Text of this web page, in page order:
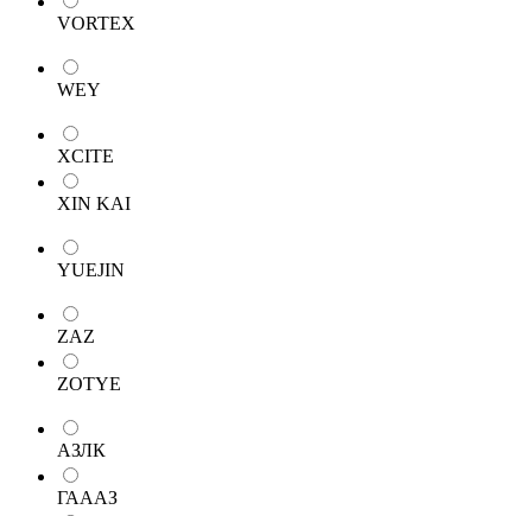
VORTEX
WEY
XCITE
XIN KAI
YUEJIN
ZAZ
ZOTYE
АЗЛК
ГАААЗ